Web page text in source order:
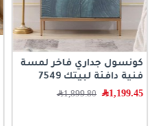
كونسول جداري فاخر لمسة
فنية دافئة لبيتك 7549
1,199.45﷼ 1,899.80﷼